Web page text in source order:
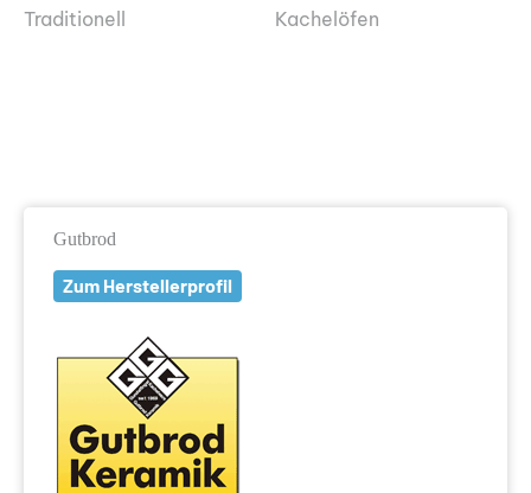
Traditionell
Kachelöfen
Gutbrod
Zum Herstellerprofil